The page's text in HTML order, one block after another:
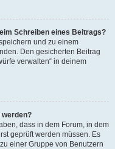
Schreiben eines Beitrags?
und zu einem
Den gesicherten Beitrag
verwalten“ in deinem
dass in dem Forum, in dem
geprüft werden müssen. Es
einer Gruppe von Benutzern